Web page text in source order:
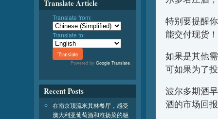
特别要提醒
能交付现货
如果是其他
可如果为了
波尔多期酒
酒的市场回
Translate Article
Translate from:
Translate to:
Powered by Google Translate.
Recent Posts
在南京顶流米其林餐厅，感受
澳大利亚葡萄酒和淮扬菜的融